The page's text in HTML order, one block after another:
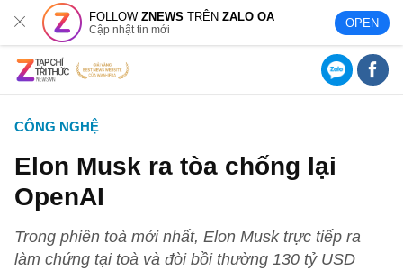
FOLLOWZNEWS TRÊNZALO OA
Cập nhật tin mới OPEN
CÔNG NGHỆ
Elon Musk ra tòa chống lại
OpenAI
Trong phiên toà mới nhất, Elon Musk trực tiếp ra
làm chứng tại toà và đòi bồi thường 130 tỷ USD